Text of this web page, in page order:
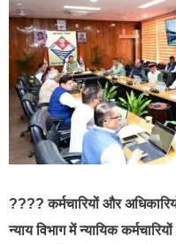
???? कर्मचारियों और
न्याय विभाग में न्यायिक